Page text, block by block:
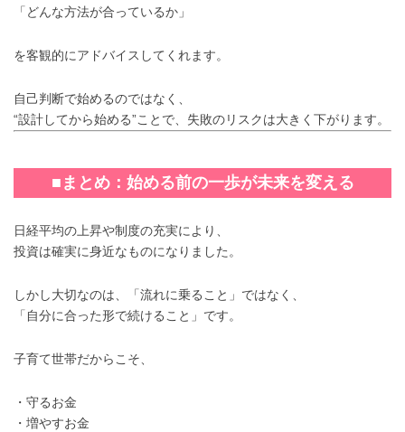
「どんな方法が合っているか」
を客観的にアドバイスしてくれます。
自己判断で始めるのではなく、
“設計してから始める”ことで、失敗のリスクは大きく下がります。
■まとめ：始める前の一歩が未来を変える
日経平均の上昇や制度の充実により、
投資は確実に身近なものになりました。
しかし大切なのは、「流れに乗ること」ではなく、
「自分に合った形で続けること」です。
子育て世帯だからこそ、
・守るお金
・増やすお金